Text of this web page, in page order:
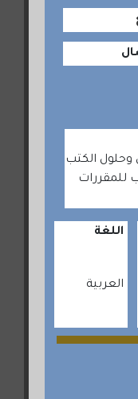
وحلول الكتب
للمقررات
اللغة
العربية